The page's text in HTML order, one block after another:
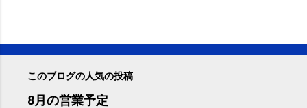
このブログの人気の投稿
8月の営業予定